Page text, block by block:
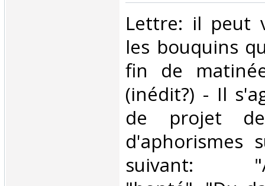
‎Lettre: il peut
les bouquins
fin de
(inédit?) - Il
de projet
d'aphorismes
suivant: